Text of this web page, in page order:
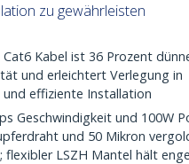
zu gewährleisten
Cat6 Kabel ist 36 Prozent
und erleichtert Verlegung in
effiziente Installation
Geschwindigkeit und 100W
und 50 Mikron
LSZH Mantel hält